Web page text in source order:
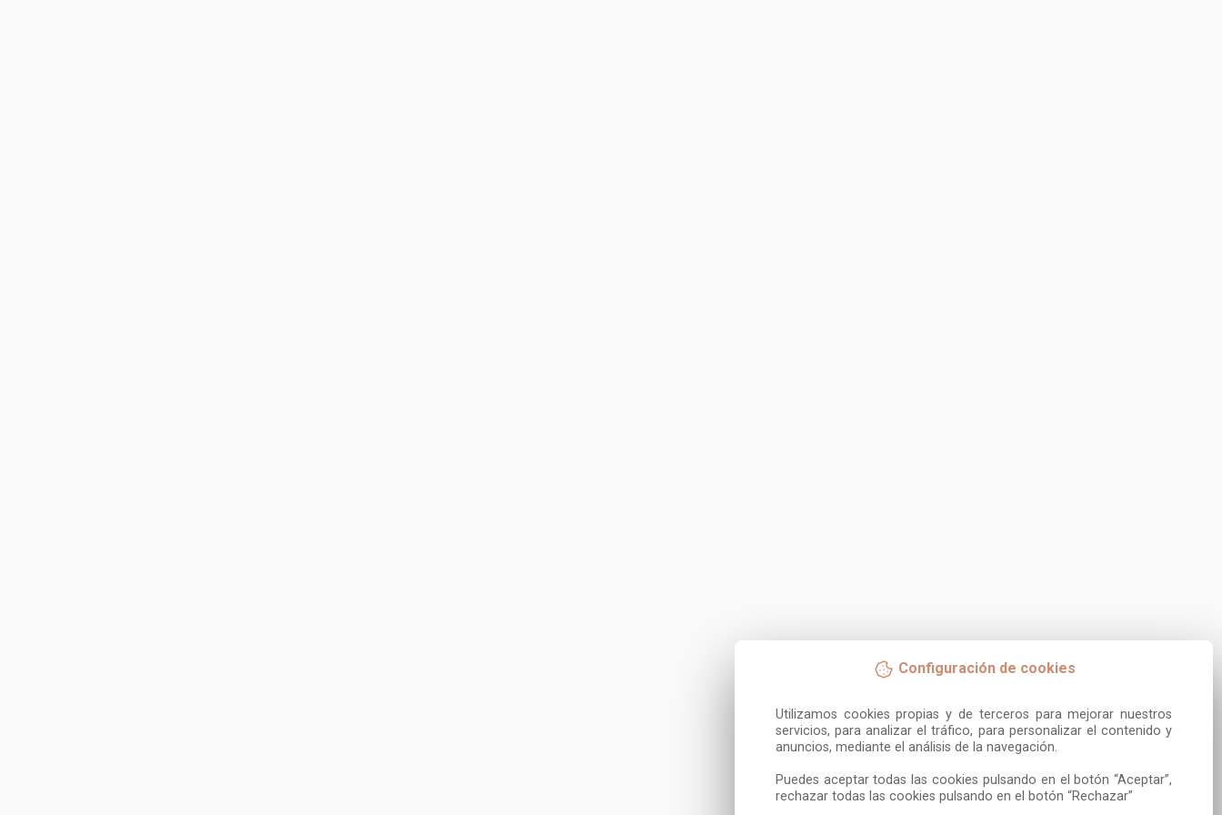
Configuración de cookies
Utilizamos cookies propias y de terceros para mejorar nuestros
servicios, para analizar el tráfico, para personalizar el contenido y
anuncios, mediante el análisis de la navegación.
Puedes aceptar todas las cookies pulsando en el botón “Aceptar”,
rechazar todas las cookies pulsando en el botón “Rechazar”